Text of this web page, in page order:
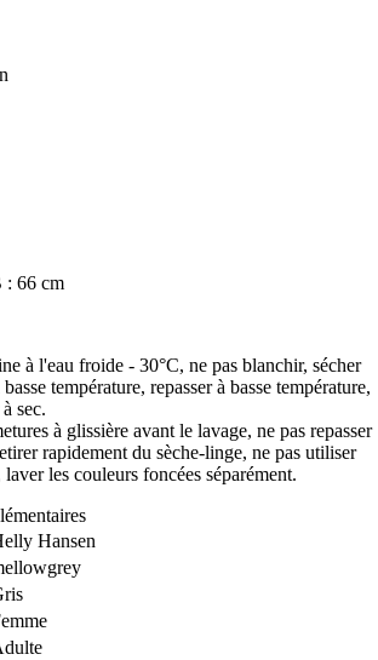
: 66 cm
à l'eau froide - 30°C, ne pas blanchir, sécher
température, repasser à basse température,
sec.
à glissière avant le lavage, ne pas repasser
rapidement du sèche-linge, ne pas utiliser
laver les couleurs foncées séparément.
Hansen